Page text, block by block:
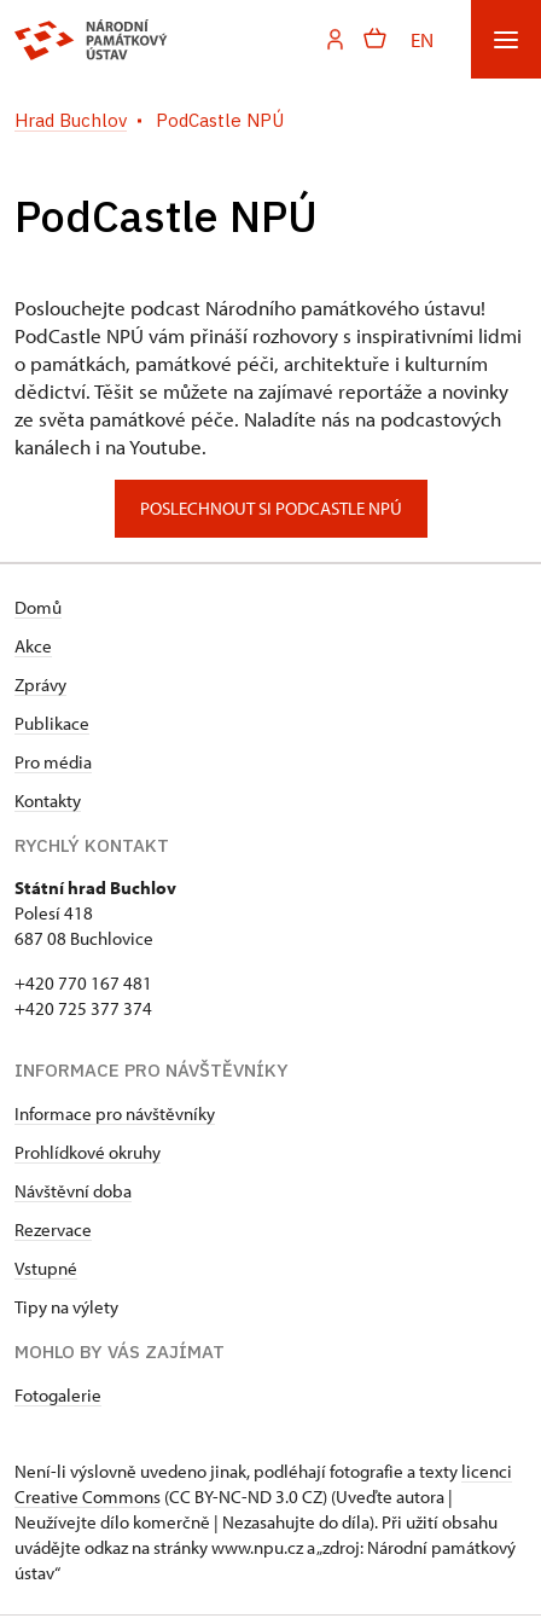
EN
Hrad Buchlov PodCastle NPÚ
PodCastle NPÚ
Poslouchejte podcast Národního památkového ústavu!
PodCastle NPÚ vám přináší rozhovory s inspirativními lidmi
o památkách, památkové péči, architektuře i kulturním
dědictví. Těšit se můžete na zajímavé reportáže a novinky
ze světa památkové péče. Naladíte nás na podcastových
kanálech i na Youtube.
POSLECHNOUT SI PODCASTLE NPÚ
Domů
Akce
Zprávy
Publikace
Pro média
Kontakty
RYCHLÝ KONTAKT
Státní hrad Buchlov
Polesí 418
687 08 Buchlovice
+420 770 167 481
+420 725 377 374
INFORMACE PRO NÁVŠTĚVNÍKY
Informace pro návštěvníky
Prohlídkové okruhy
Návštěvní doba
Rezervace
Vstupné
Tipy na výlety
MOHLO BY VÁS ZAJÍMAT
Fotogalerie
Není-li výslovně uvedeno jinak, podléhají fotografie a texty licenci
Creative Commons (CC BY-NC-ND 3.0 CZ) (Uveďte autora |
Neužívejte dílo komerčně | Nezasahujte do díla). Při užití obsahu
uvádějte odkaz na stránky www.npu.cz a „zdroj: Národní památkový
ústav“